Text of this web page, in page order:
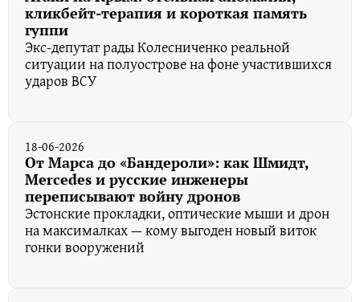
кликбейт-терапия и короткая память
гуппи
Экс-депутат рады Колесниченко реальной
ситуации на полуострове на фоне участившихся
ударов ВСУ
18-06-2026
От Марса до «Бандероли»: как Шмидт,
Mercedes и русские инженеры
переписывают войну дронов
Эстонские прокладки, оптические мыши и дрон
на максималках — кому выгоден новый виток
гонки вооружений